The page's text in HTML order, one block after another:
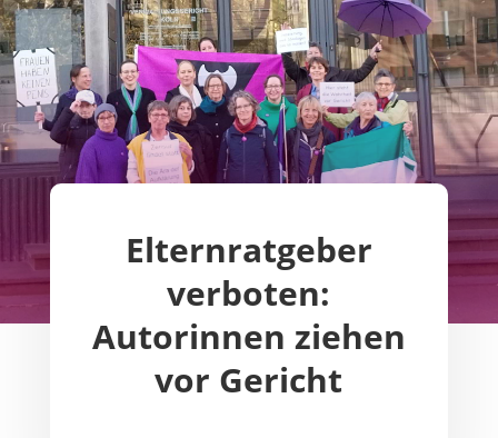
Elternratgeber
verboten:
Autorinnen ziehen
vor Gericht